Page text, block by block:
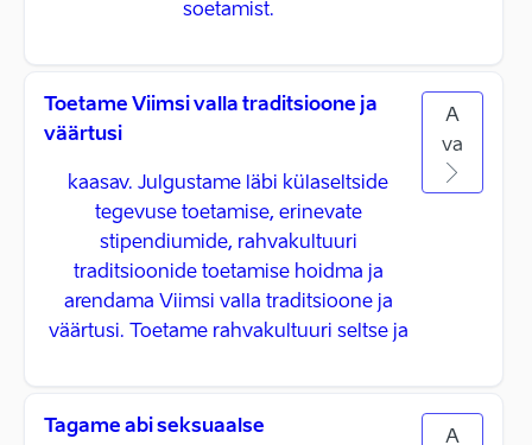
soetamist.
Toetame Viimsi valla traditsioone ja
väärtusi
kaasav. Julgustame läbi külaseltside
tegevuse toetamise, erinevate
stipendiumide, rahvakultuuri
traditsioonide toetamise hoidma ja
arendama Viimsi valla traditsioone ja
väärtusi. Toetame rahvakultuuri seltse ja
A
va
Tagame abi seksuaalse
A